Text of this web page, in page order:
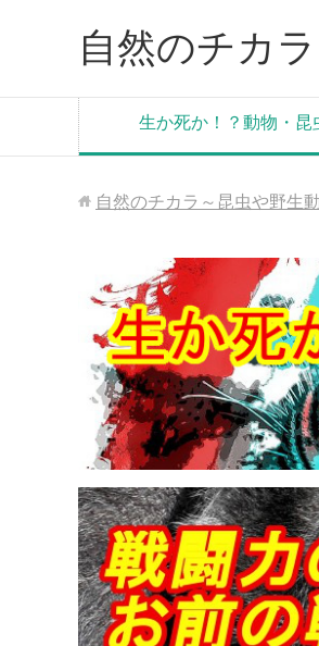
自然のチカ
生か死か！？動物・昆
自然のチカラ～昆虫や野生